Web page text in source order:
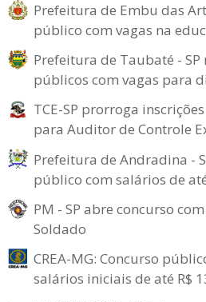
Prefeitura de Embu das
público com vagas na
Prefeitura de Taubaté -
públicos com vagas para
TCE-SP prorroga
para Auditor de Controle
Prefeitura de Andradina -
público com salários de
PM - SP abre concurso
Soldado
CREA-MG: Concurso
salários iniciais de até R$